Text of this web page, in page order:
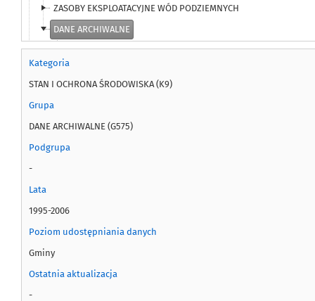
ZASOBY EKSPLOATACYJNE WÓD PODZIEMNYCH
DANE ARCHIWALNE
Efekty rzeczowe inwestycji ochrony środowiska i
Nieczystości ciekłe
Odpady komunalne stałe zebrane w ciągu roku w tonach
Kategoria
STAN I OCHRONA ŚRODOWISKA (K9)
Grupa
DANE ARCHIWALNE (G575)
Podgrupa
-
Lata
1995-2006
Poziom udostępniania danych
Gminy
Ostatnia aktualizacja
-